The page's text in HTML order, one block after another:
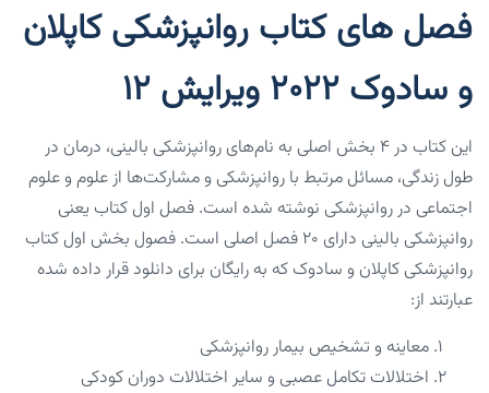
فصل های کتاب روانپزشکی کاپلان
و سادوک ۲۰۲۲ ویرایش ۱۲
این کتاب در ۴ بخش اصلی به نام‌های روانپزشکی بالینی، درمان در
طول زندگی، مسائل مرتبط با روانپزشکی و مشارکت‌ها از علوم و علوم
اجتماعی در روانپزشکی نوشته شده است. فصل اول کتاب یعنی
روانپزشکی بالینی دارای ۲۰ فصل اصلی است. فصول بخش اول کتاب
روانپزشکی کاپلان و سادوک که به رایگان برای دانلود قرار داده شده
عبارتند از:
معاینه و تشخیص بیمار روانپزشکی
اختلالات تکامل عصبی و سایر اختلالات دوران کودکی